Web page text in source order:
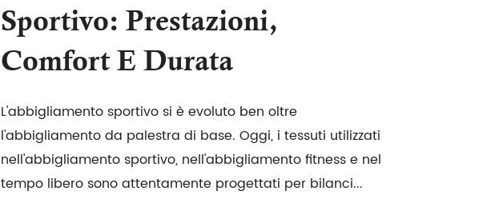
Sportivo: Prestazioni,
Comfort E Durata
L'abbigliamento sportivo si è evoluto ben oltre
l'abbigliamento da palestra di base. Oggi, i tessuti utilizzati
nell'abbigliamento sportivo, nell'abbigliamento fitness e nel
tempo libero sono attentamente progettati per bilanci...